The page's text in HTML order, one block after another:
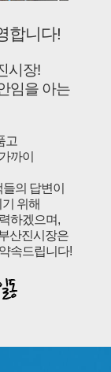
합니다!
시장!
임을 아는
고
까이
의 답변이
위해
하겠으며,
산진시장은
속드립니다!